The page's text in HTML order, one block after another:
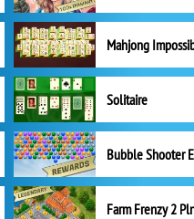
Mahjong
Solitaire